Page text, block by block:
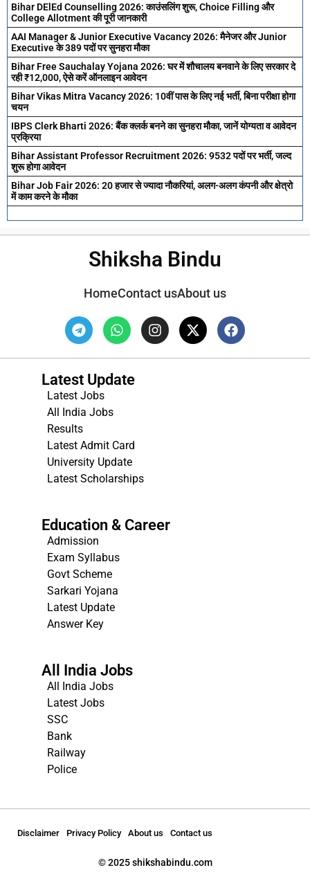
Bihar DElEd Counselling 2026: काउंसलिंग शुरू, Choice Filling और
College Allotment की पूरी जानकारी
AAI Manager & Junior Executive Vacancy 2026: मैनेजर और Junior
Executive के 389 पदों पर सुनहरा मौका
Bihar Free Sauchalay Yojana 2026: घर में शौचालय बनवाने के लिए सरकार दे
रही ₹12,000, ऐसे करें ऑनलाइन आवेदन
Bihar Vikas Mitra Vacancy 2026: 10वीं पास के लिए नई भर्ती, बिना परीक्षा होगा
चयन
IBPS Clerk Bharti 2026: बैंक क्लर्क बनने का सुनहरा मौका, जानें योग्यता व आवेदन
प्रक्रिया
Bihar Assistant Professor Recruitment 2026: 9532 पदों पर भर्ती, जल्द
शुरू होगा आवेदन
Bihar Job Fair 2026: 20 हजार से ज्यादा नौकरियां, अलग-अलग कंपनी और क्षेत्रो
में काम करने के मौका
Shiksha Bindu
HomeContact usAbout us
Latest Update
Latest Jobs
All India Jobs
Results
Latest Admit Card
University Update
Latest Scholarships
Education & Career
Admission
Exam Syllabus
Govt Scheme
Sarkari Yojana
Latest Update
Answer Key
All India Jobs
All India Jobs
Latest Jobs
SSC
Bank
Railway
Police
Disclaimer Privacy Policy About us Contact us
© 2025 shikshabindu.com